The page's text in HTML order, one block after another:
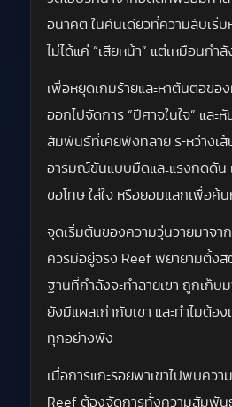
อนาคต ในคืนเดียวที่ความลับเริ่ม
ไม่ได้แค่ “เสียหน้า” แต่เหมือนกำ
เพื่อหยุดเกมร้ายและหาต้นตอขอ
ออกไปจัดการ “ปีศาจในใจ” และ
สัมพันธ์ที่เคยพังทลาย ระหว่างเ
อารมณ์ขันแบบมืดและแรงกดดัน
ขอโทษ ใส่ใจ หรือยอมแลกเพื่อค้
จุดเริ่มต้นของความวุ่นวายมาจา
ควรมีอยู่จริง Reef พยายามตั้งส
ฐานที่กำลังจะทำลายเขา ถูกเก็บ
ยังมีแผลเก่ากับเขา และทำไมต้อง
ทุกอย่างพัง
เมื่อการแกะรอยพาเขาไปพบควา
Reef ต้องจัดการทั้งความสัมพัน